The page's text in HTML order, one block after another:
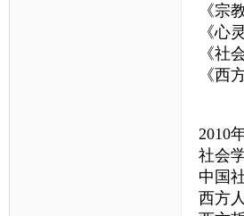
《宗
《心
《社
《西
2010
社会
中国
西方